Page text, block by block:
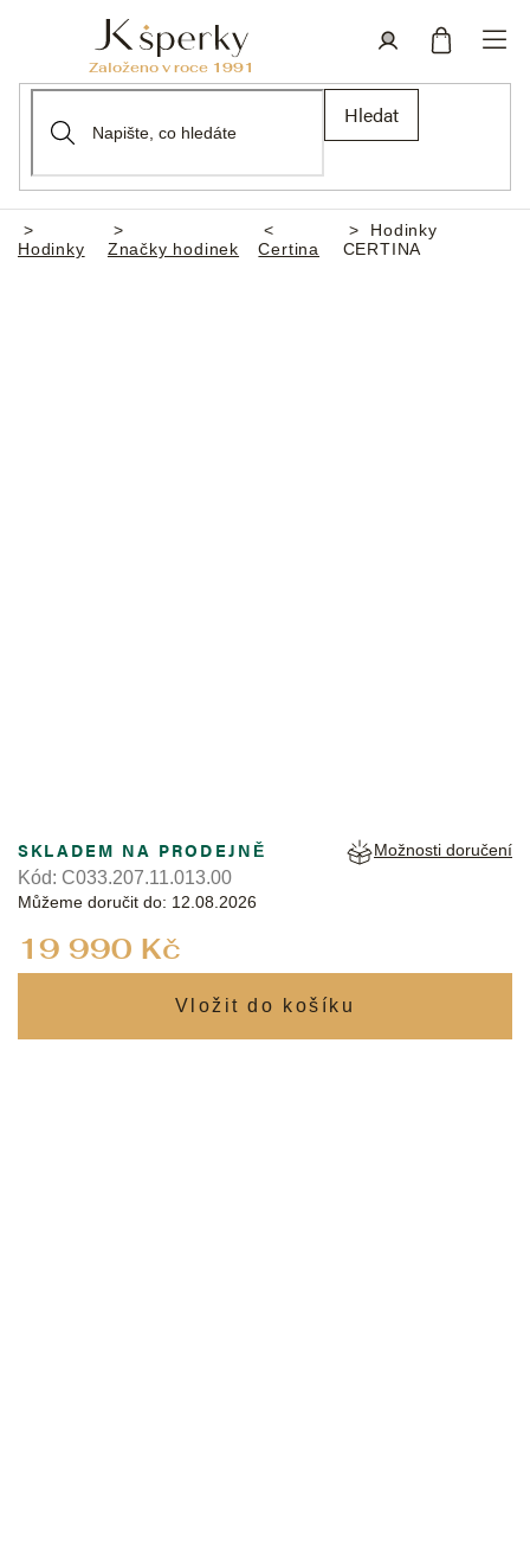
Hledat
Domů
Hodinky Značky hodinek Certina
Hodinky
CERTINA
19 990 Kč
SKLADEM NA PRODEJNĚ
Můžeme doručit do: 12.08.2026
Možnosti doručení
Kód: C033.207.11.013.00